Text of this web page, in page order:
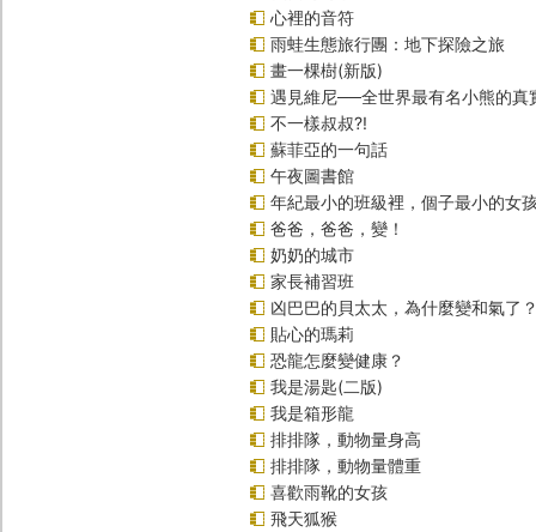
心裡的音符
雨蛙生態旅行團：地下探險之旅
畫一棵樹(新版)
遇見維尼──全世界最有名小熊的真
不一樣叔叔?!
蘇菲亞的一句話
午夜圖書館
年紀最小的班級裡，個子最小的女
爸爸，爸爸，變！
奶奶的城市
家長補習班
凶巴巴的貝太太，為什麼變和氣了
貼心的瑪莉
恐龍怎麼變健康？
我是湯匙(二版)
我是箱形龍
排排隊，動物量身高
排排隊，動物量體重
喜歡雨靴的女孩
飛天狐猴